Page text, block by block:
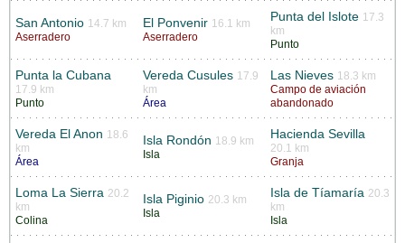
San Antonio 14.7 km
Aserradero
El Ponvenir 16.1 km
Aserradero
Punta del Islote 17.3
km
Punto
Punta la Cubana
17.9 km
Punto
Vereda Cusules 17.9
km
Área
Las Nieves 18.3 km
Campo de aviación
abandonado
Vereda El Anon 18.6
km
Área
Isla Rondón 18.9 km
Isla
Hacienda Sevilla
20.1 km
Granja
Loma La Sierra 20.2
km
Colina
Isla Piginio 20.3 km
Isla
Isla de Tíamaría 20.3
km
Isla